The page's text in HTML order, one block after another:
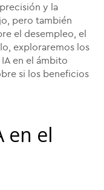
y la
pero también
el desempleo, el
exploraremos los
en el ámbito
si los beneficios
en el